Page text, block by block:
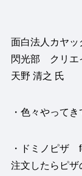
面白法人カヤッ
閃光部 クリエ
天野 清之 氏
・色々やって
・ドミノピザ
注文したらピザ